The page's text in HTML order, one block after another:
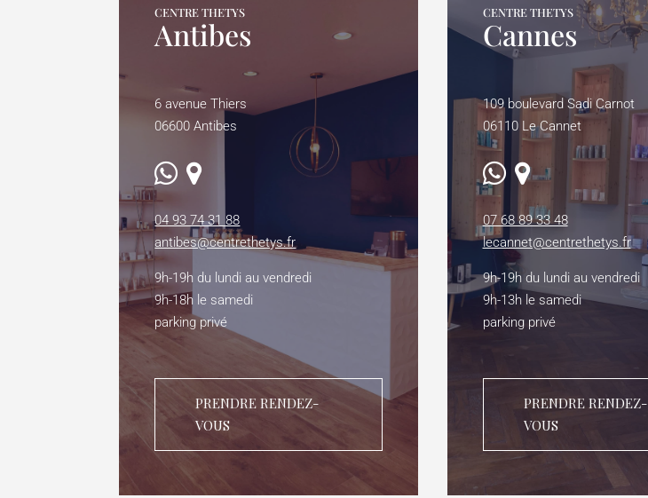
CENTRE THETYS
Antibes
6 avenue Thiers
06600 Antibes
04 93 74 31 88
antibes@centrethetys.fr
9h-19h du lundi au vendredi
9h-18h le samedi
parking privé
PRENDRE RENDEZ-
VOUS
CENTRE THETYS
Cannes
109 boulevard Sadi Carnot
06110 Le Cannet
07 68 89 33 48
lecannet@centrethetys.fr
9h-19h du lundi au vendredi
9h-13h le samedi
parking privé
PRENDRE RENDEZ-
VOUS